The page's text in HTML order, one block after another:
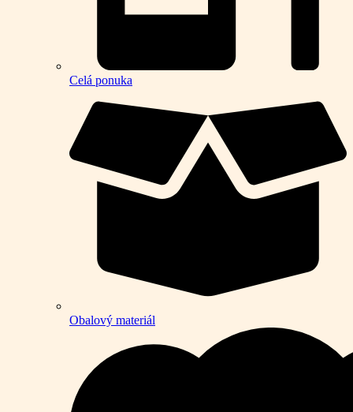
Celá ponuka
Obalový materiál